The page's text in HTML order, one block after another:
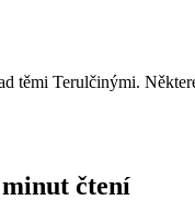
těmi Terulčinými.
minut čtení